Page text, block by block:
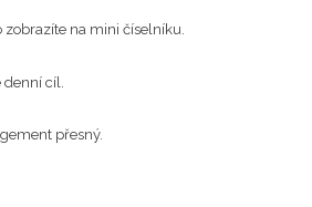
na mini číselníku.
cíl.
přesný.